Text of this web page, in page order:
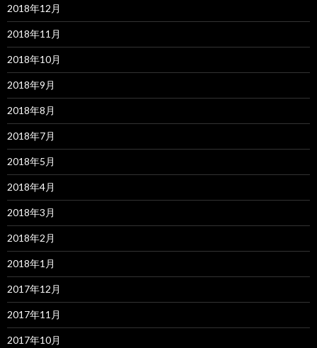
2018年12月
2018年11月
2018年10月
2018年9月
2018年8月
2018年7月
2018年5月
2018年4月
2018年3月
2018年2月
2018年1月
2017年12月
2017年11月
2017年10月